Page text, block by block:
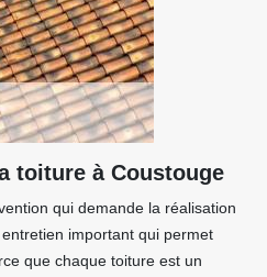
toiture à Coustouge
qui demande la réalisation
important qui permet
que chaque toiture est un